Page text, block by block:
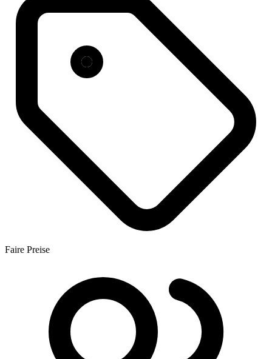
Faire Preise